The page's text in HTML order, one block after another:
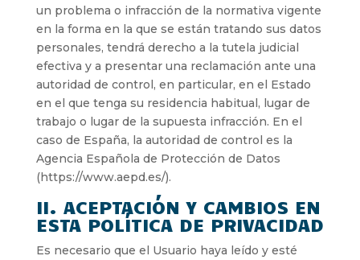
un problema o infracción de la normativa vigente
en la forma en la que se están tratando sus datos
personales, tendrá derecho a la tutela judicial
efectiva y a presentar una reclamación ante una
autoridad de control, en particular, en el Estado
en el que tenga su residencia habitual, lugar de
trabajo o lugar de la supuesta infracción. En el
caso de España, la autoridad de control es la
Agencia Española de Protección de Datos
(https://www.aepd.es/).
II. ACEPTACIÓN Y CAMBIOS EN
ESTA POLÍTICA DE PRIVACIDAD
Es necesario que el Usuario haya leído y esté